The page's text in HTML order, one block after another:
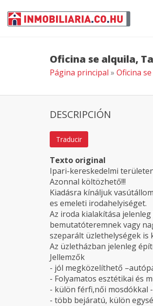
Oficina se alquila,
Página principal » Oficina
DESCRIPCIÓN
Traducir
Texto original
Ipari-kereskedelmi
Azonnal költözhető!!!
Kiadásra kínáljuk
es emeleti irodahelyiséget.
Az iroda kialakítása
bemutatóteremnek vagy
szeparált üzlethelységek
Az üzletházban jelenleg
Jellemzők
- jól megközelíthető
- Folyamatos esztétikai és
- külön férfi,női mosdókkal
- több bejáratú, külön